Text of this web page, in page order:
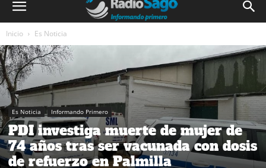
Inicio Es Noticia
Es Noticia Informando Primero
PDI investiga muerte de mujer de
74 años tras ser vacunada con dosis
de refuerzo en Palmilla